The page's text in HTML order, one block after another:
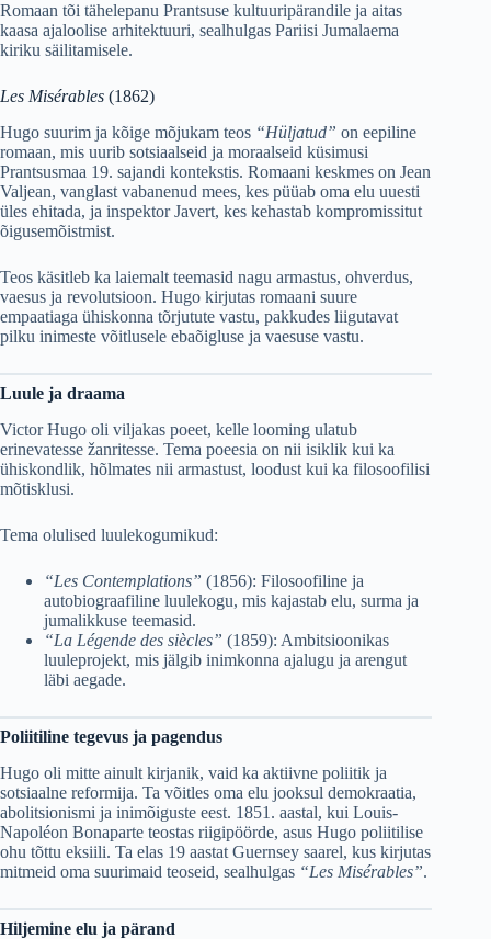
Romaan tõi tähelepanu Prantsuse kultuuripärandile ja aitas
kaasa ajaloolise arhitektuuri, sealhulgas Pariisi Jumalaema
kiriku säilitamisele.
Les Misérables (1862)
Hugo suurim ja kõige mõjukam teos “Hüljatud” on eepiline
romaan, mis uurib sotsiaalseid ja moraalseid küsimusi
Prantsusmaa 19. sajandi kontekstis. Romaani keskmes on Jean
Valjean, vanglast vabanenud mees, kes püüab oma elu uuesti
üles ehitada, ja inspektor Javert, kes kehastab kompromissitut
õigusemõistmist.
Teos käsitleb ka laiemalt teemasid nagu armastus, ohverdus,
vaesus ja revolutsioon. Hugo kirjutas romaani suure
empaatiaga ühiskonna tõrjutute vastu, pakkudes liigutavat
pilku inimeste võitlusele ebaõigluse ja vaesuse vastu.
Luule ja draama
Victor Hugo oli viljakas poeet, kelle looming ulatub
erinevatesse žanritesse. Tema poeesia on nii isiklik kui ka
ühiskondlik, hõlmates nii armastust, loodust kui ka filosoofilisi
mõtisklusi.
Tema olulised luulekogumikud:
“Les Contemplations” (1856): Filosoofiline ja
autobiograafiline luulekogu, mis kajastab elu, surma ja
jumalikkuse teemasid.
“La Légende des siècles” (1859): Ambitsioonikas
luuleprojekt, mis jälgib inimkonna ajalugu ja arengut
läbi aegade.
Poliitiline tegevus ja pagendus
Hugo oli mitte ainult kirjanik, vaid ka aktiivne poliitik ja
sotsiaalne reformija. Ta võitles oma elu jooksul demokraatia,
abolitsionismi ja inimõiguste eest. 1851. aastal, kui Louis-
Napoléon Bonaparte teostas riigipöörde, asus Hugo poliitilise
ohu tõttu eksiili. Ta elas 19 aastat Guernsey saarel, kus kirjutas
mitmeid oma suurimaid teoseid, sealhulgas “Les Misérables”.
Hiljemine elu ja pärand